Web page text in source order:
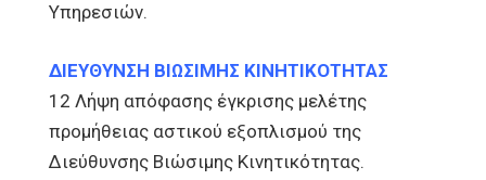
Υπηρεσιών.
ΔΙΕΥΘΥΝΣΗ ΒΙΩΣΙΜΗΣ ΚΙΝΗΤΙΚΟΤΗΤΑΣ
12 Λήψη απόφασης έγκρισης μελέτης
προμήθειας αστικού εξοπλισμού της
Διεύθυνσης Βιώσιμης Κινητικότητας.